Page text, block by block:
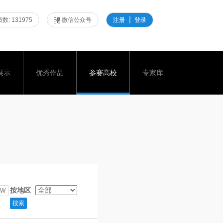
数: 131975 微信公众号 注册 登录
示 优秀作品 参赛高校 专家库
W
按地区